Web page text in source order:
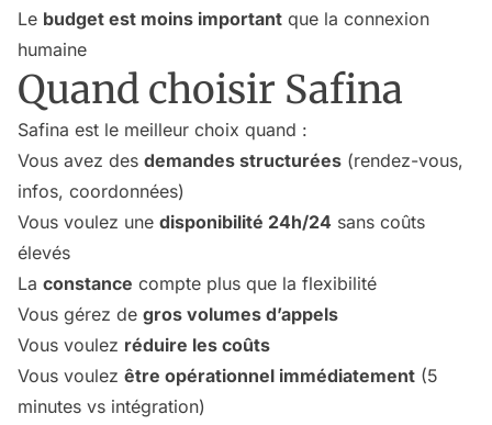
Le budget est moins important que la connexion
humaine
Quand choisir Safina
Safina est le meilleur choix quand :
Vous avez des demandes structurées (rendez-vous,
infos, coordonnées)
Vous voulez une disponibilité 24h/24 sans coûts
élevés
La constance compte plus que la flexibilité
Vous gérez de gros volumes d’appels
Vous voulez réduire les coûts
Vous voulez être opérationnel immédiatement (5
minutes vs intégration)